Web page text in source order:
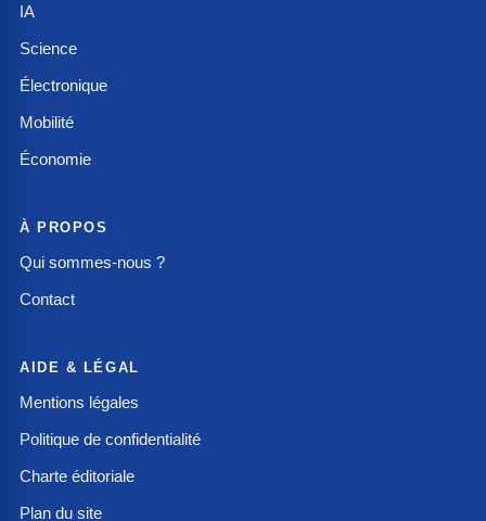
IA
Science
Électronique
Mobilité
Économie
À PROPOS
Qui sommes-nous ?
Contact
AIDE & LÉGAL
Mentions légales
Politique de confidentialité
Charte éditoriale
Plan du site